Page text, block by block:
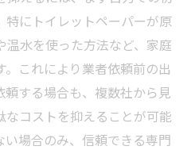
にトイレットペーパーが原
水を使った方法など、家庭
これにより業者依頼前の出
頼する場合も、複数社から見
コストを抑えることが可能
場合のみ、信頼できる専門